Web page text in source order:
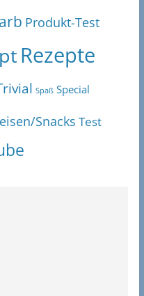
Produkt-Test
Rezepte
Spaß Special
Snacks Test